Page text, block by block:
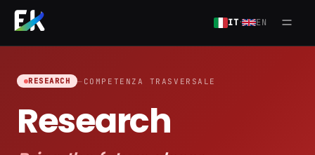
Salta al contenuto principale
IT· EN Apri
RESEARCH — COMPETENZA TRASVERSALE
Research